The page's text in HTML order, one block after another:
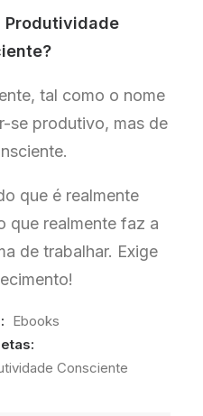
Produtividade
tal como o nome
se produtivo, mas de
que é realmente
que realmente faz a
de trabalhar. Exige
Ebooks
Consciente